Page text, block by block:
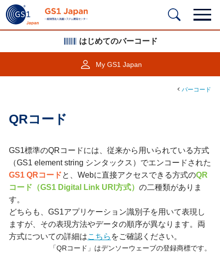
はじめてのバーコード
My GS1 Japan
バーコード
QRコード
GS1標準のQRコードには、従来から用いられている方式
（GS1 element string シンタックス）でエンコードされた
GS1 QRコードと、Webに直接アクセスできる方式のQR
コード（GS1 Digital Link URI方式） の二種類がありま
す。
どちらも、GS1アプリケーション識別子を用いて表現し
ますが、その表現方法やデータの順序が異なります。両
方式についての詳細はこちら をご確認ください。
「QRコード」はデンソーウェーブの登録商標です。